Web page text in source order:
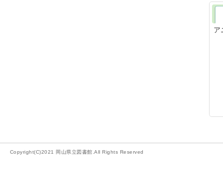
ア
Copyright(C)2021 岡山県立図書館.All Rights Reserved